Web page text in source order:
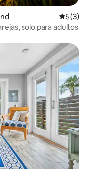
5 (3)
solo para adultos